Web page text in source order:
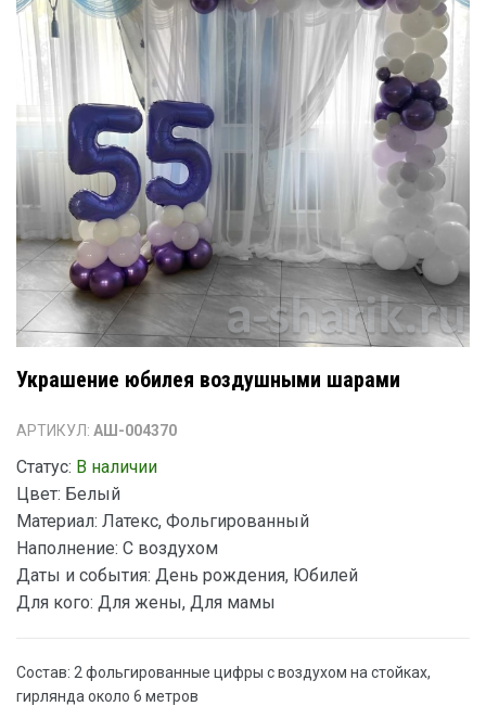
Украшение юбилея воздушными шарами
АРТИКУЛ: АШ-004370
Статус: В наличии
Цвет: Белый
Материал: Латекс, Фольгированный
Наполнение: С воздухом
Даты и события: День рождения, Юбилей
Для кого: Для жены, Для мамы
Состав: 2 фольгированные цифры с воздухом на стойках,
гирлянда около 6 метров